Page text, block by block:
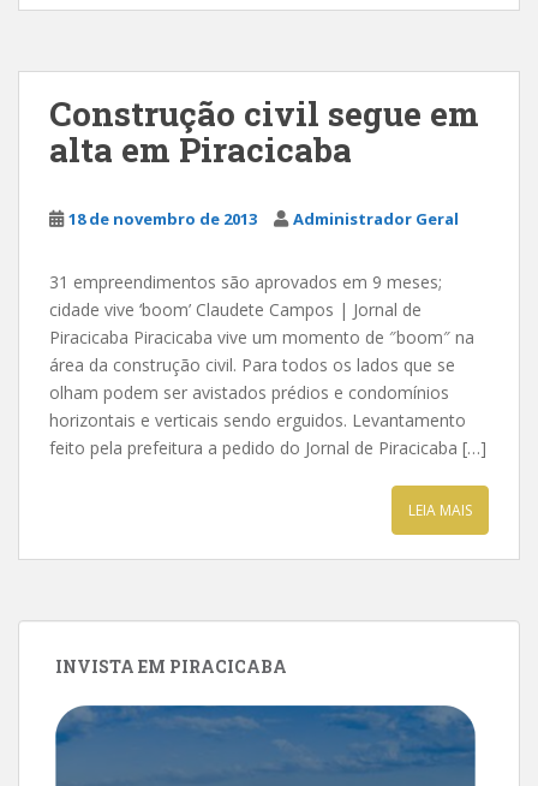
Construção civil segue em
alta em Piracicaba
18 de novembro de 2013 Administrador Geral
31 empreendimentos são aprovados em 9 meses;
cidade vive ‘boom’ Claudete Campos | Jornal de
Piracicaba Piracicaba vive um momento de ″boom″ na
área da construção civil. Para todos os lados que se
olham podem ser avistados prédios e condomínios
horizontais e verticais sendo erguidos. Levantamento
feito pela prefeitura a pedido do Jornal de Piracicaba […]
LEIA MAIS
INVISTA EM PIRACICABA